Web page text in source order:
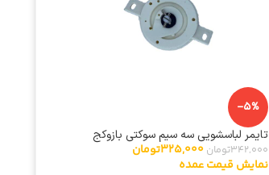
-5%
تایمر لباسشویی سه سیم سوکتی بازوکج
342,000تومان 325,000تومان
نمایش قیمت عمده